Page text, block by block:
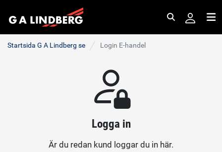
Startsida G A Lindberg se Login E-handel
Logga in
Är du redan kund loggar du in här.